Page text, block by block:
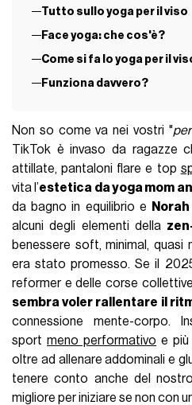
Tutto sullo yoga per il viso
Face yoga: che cos'è?
Come si fa lo yoga per il
Funziona davvero?
Non so come va nei vostri "
TikTok è invaso da ragazze
attillate, pantaloni flare e top
vita l’estetica da yoga mom
da bagno in equilibrio e
alcuni degli elementi della
benessere soft, minimal,
era stato promesso. Se il
reformer e delle corse
sembra voler rallentare il
connessione mente-corpo.
sportmeno performativo e più
oltre ad allenare addominali e
tenere conto anche del
migliore per iniziare se non con